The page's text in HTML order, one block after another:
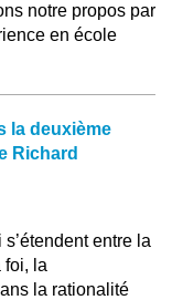
notre propos par
en école
la deuxième
Richard
entre la
foi, la
la rationalité